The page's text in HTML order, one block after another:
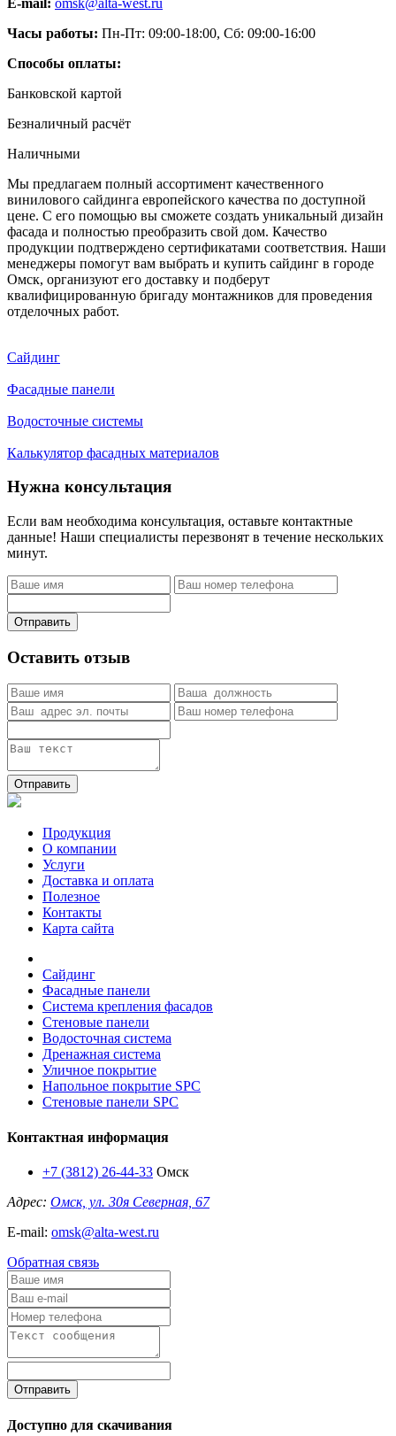
Часы работы: Пн-Пт: 09:00-18:00, Сб: 09:00-16:00
Способы оплаты:
Банковской картой
Безналичный расчёт
Наличными
Мы предлагаем полный ассортимент качественного
винилового сайдинга европейского качества по доступной
цене. С его помощью вы сможете создать уникальный дизайн
фасада и полностью преобразить свой дом. Качество
продукции подтверждено сертификатами соответствия. Наши
менеджеры помогут вам выбрать и купить сайдинг в городе
Омск, организуют его доставку и подберут
квалифицированную бригаду монтажников для проведения
отделочных работ.
Сайдинг
Фасадные панели
Водосточные системы
Калькулятор фасадных материалов
Нужна консультация
Если вам необходима консультация, оставьте контактные
данные! Наши специалисты перезвонят в течение нескольких
минут.
Отправить
Оставить отзыв
Отправить
Продукция
О компании
Услуги
Доставка и оплата
Полезное
Контакты
Карта сайта
Сайдинг
Фасадные панели
Система крепления фасадов
Стеновые панели
Водосточная система
Дренажная система
Уличное покрытие
Напольное покрытие SPC
Стеновые панели SPC
Контактная информация
+7 (3812) 26-44-33 Омск
Адрес: Омск, ул. 30я Северная, 67
E-mail: omsk@alta-west.ru
Обратная связь
Отправить
Доступно для скачивания